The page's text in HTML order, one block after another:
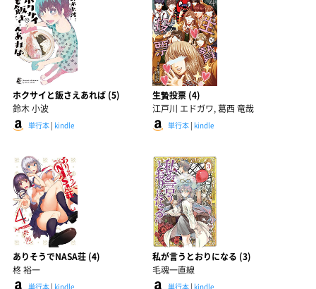
ホクサイと飯さえあれば (5)
鈴木 小波
単行本 | kindle
生贄投票 (4)
江戸川 エドガワ, 葛西 竜哉
単行本| kindle
ありそうでNASA荘 (4)
柊 裕一
単行本 | kindle
私が言うとおりになる (3)
毛魂一直線
単行本| kindle